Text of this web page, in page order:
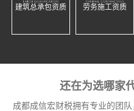
建筑总承包资质 劳务施工资质
还在为选哪家
成都成信宏财税拥有专业的团